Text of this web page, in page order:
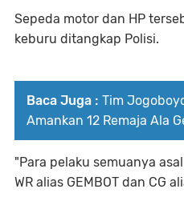
Sepeda motor dan HP
keburu ditangkap Polisi.
Baca Juga : Tim
Amankan 12 Remaja Ala
"Para pelaku semuanya
WR alias GEMBOT dan CG